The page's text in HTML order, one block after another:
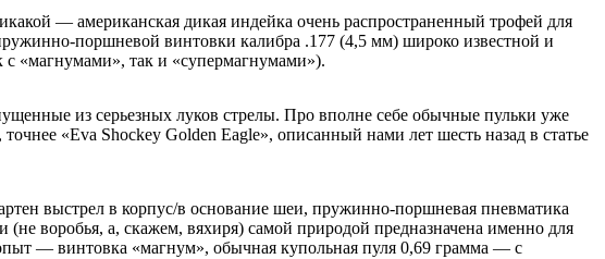
— американская дикая индейка очень распространенный трофей для
поршневой винтовки калибра .177 (4,5 мм) широко известной и
с «магнумами», так и «супермагнумами»).
из серьезных луков стрелы. Про вполне себе обычные пульки уже
«Eva Shockey Golden Eagle», описанный нами лет шесть назад в статье
выстрел в корпус/в основание шеи, пружинно-поршневая пневматика
воробья, а, скажем, вяхиря) самой природой предназначена именно для
— винтовка «магнум», обычная купольная пуля 0,69 грамма — с